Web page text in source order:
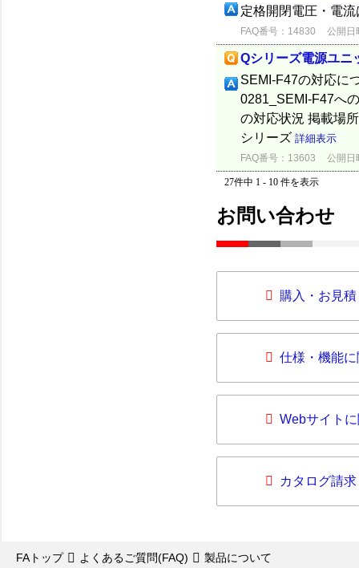
定格開閉電圧・電
FAQ番号：14830 公開日
Qシリーズ電源ユニ
SEMI-F47の対応に
0281_SEMI-F47へ
の対応状況 掲載場
シリーズ 詳細表示
FAQ番号：13603 公開日
27件中 1 - 10 件を表示
お問い合わせ
購入・お見
仕様・機能
Webサイト
カタログ請求
FAトップ よくあるご質問(FAQ)
製品について